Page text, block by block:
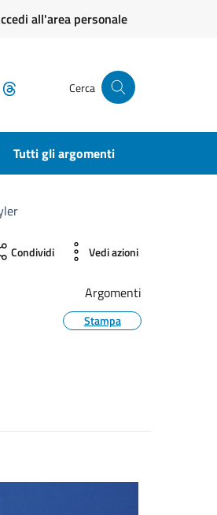
all'area personale
Cerca
Tutti gli argomenti
Condividi Vedi azioni
Argomenti
Stampa